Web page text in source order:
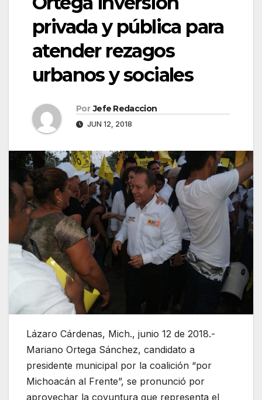
privada y pública para
atender rezagos
urbanos y sociales
Por Jefe Redaccion
JUN 12, 2018
Lázaro Cárdenas, Mich., junio 12 de 2018.-
Mariano Ortega Sánchez, candidato a
presidente municipal por la coalición “por
Michoacán al Frente”, se pronunció por
aprovechar la coyuntura que representa el